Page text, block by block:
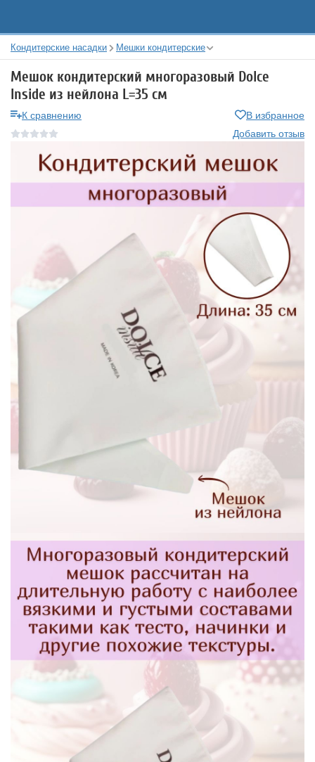
Кондитерские насадки Мешки кондитерские
Мешок кондитерский многоразовый Dolce
Inside из нейлона L=35 см
К сравнению
В избранное
Добавить отзыв